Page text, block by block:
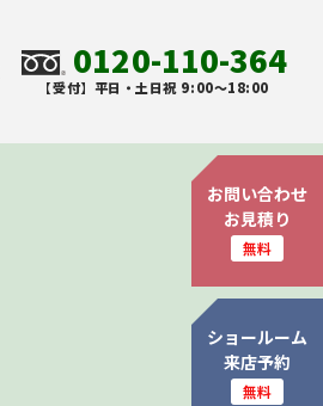
0120-110-364
【受付】平日・土日祝 9:00～18:00
お問い合わせ
お見積り
無料
ショールーム
来店予約
無料